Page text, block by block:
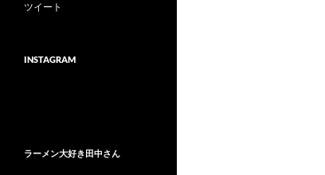
ツイート
INSTAGRAM
ラーメン大好き田中さん